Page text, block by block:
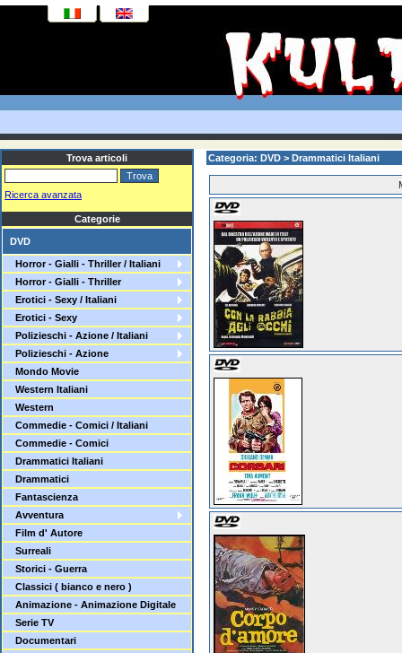
Trova articoli
Ricerca avanzata
Categorie
DVD
Horror - Gialli - Thriller / Italiani
Horror - Gialli - Thriller
Erotici - Sexy / Italiani
Erotici - Sexy
Polizieschi - Azione / Italiani
Polizieschi - Azione
Mondo Movie
Western Italiani
Western
Commedie - Comici / Italiani
Commedie - Comici
Drammatici Italiani
Drammatici
Fantascienza
Avventura
Film d' Autore
Surreali
Storici - Guerra
Classici ( bianco e nero )
Animazione - Animazione Digitale
Serie TV
Documentari
Categoria: DVD > Drammatici Italiani